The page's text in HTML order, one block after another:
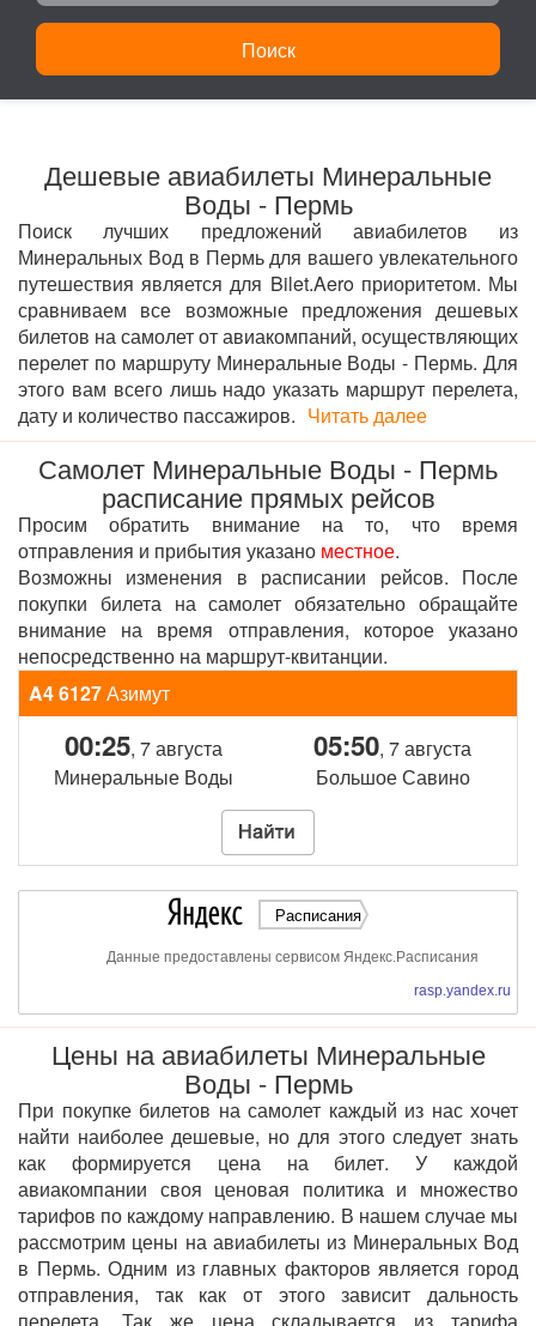
Поиск
Дешевые авиабилеты Минеральные
Воды - Пермь
Поиск лучших предложений авиабилетов из
Минеральных Вод в Пермь для вашего увлекательного
путешествия является для Bilet.Aero приоритетом. Мы
сравниваем все возможные предложения дешевых
билетов на самолет от авиакомпаний, осуществляющих
перелет по маршруту Минеральные Воды - Пермь. Для
этого вам всего лишь надо указать маршрут перелета,
дату и количество пассажиров. Читать далее
Самолет Минеральные Воды - Пермь
расписание прямых рейсов
Просим обратить внимание на то, что время
отправления и прибытия указано местное.
Возможны изменения в расписании рейсов. После
покупки билета на самолет обязательно обращайте
внимание на время отправления, которое указано
непосредственно на маршрут-квитанции.
A4 6127Азимут
00:25, 7 августа
Минеральные Воды
05:50, 7 августа
Большое Савино
Расписания
Данные предоставлены сервисом Яндекс.Расписания
rasp.yandex.ru
Цены на авиабилеты Минеральные
Воды - Пермь
При покупке билетов на самолет каждый из нас хочет
найти наиболее дешевые, но для этого следует знать
как формируется цена на билет. У каждой
авиакомпании своя ценовая политика и множество
тарифов по каждому направлению. В нашем случае мы
рассмотрим цены на авиабилеты из Минеральных Вод
в Пермь. Одним из главных факторов является город
отправления, так как от этого зависит дальность